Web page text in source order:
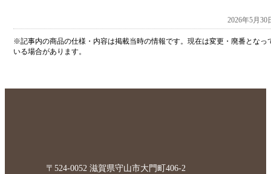
2026年5月30
※記事内の商品の仕様・内容は掲載当時の情報です。現在は変更・廃番となっ
いる場合があります。
〒524-0052 滋賀県守山市大門町406-2